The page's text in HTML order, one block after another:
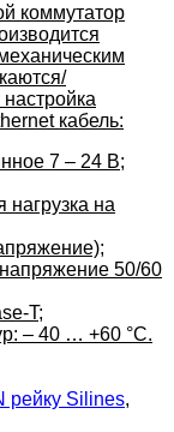
коммутатор
кабель:
7 – 24 B;
на
50/60
T;
– 40 … +60 °C.
рейку Silines,